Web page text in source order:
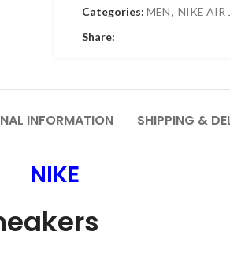
Categories: MEN, NIKE AIR
Share:
INFORMATION SHIPPING &
NIKE